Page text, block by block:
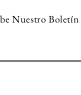
Nuestro